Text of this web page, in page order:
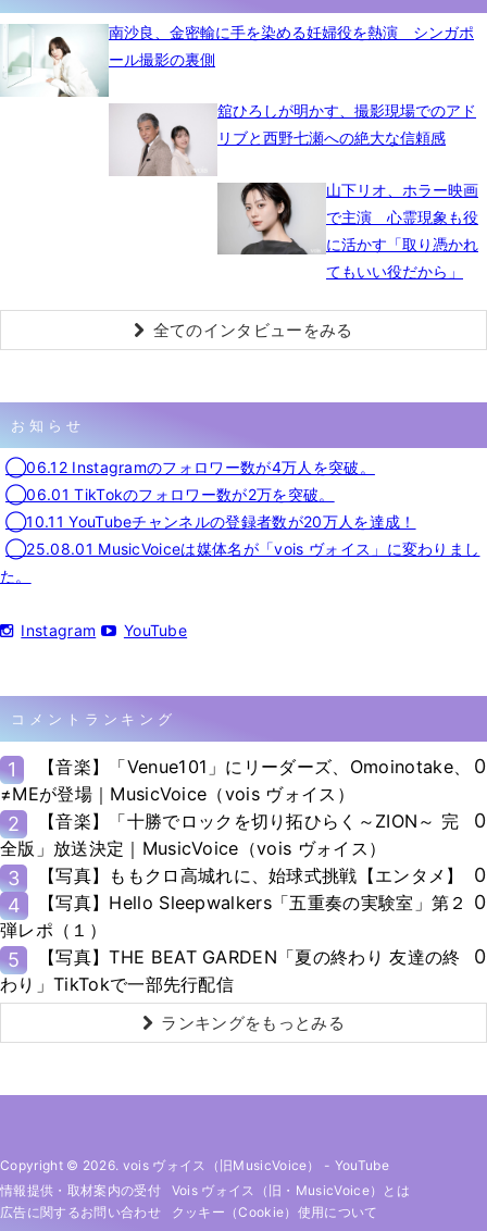
南沙良、金密輸に手を染める妊婦役を熱演 シンガポ
ール撮影の裏側
舘ひろしが明かす、撮影現場でのアド
リブと西野七瀬への絶大な信頼感
山下リオ、ホラー映画
で主演 心霊現象も役
に活かす「取り憑かれ
てもいい役だから」
全てのインタビューをみる
お知らせ
◯06.12 Instagramのフォロワー数が4万人を突破。
◯06.01 TikTokのフォロワー数が2万を突破。
◯10.11 YouTubeチャンネルの登録者数が20万人を達成！
◯25.08.01 MusicVoiceは媒体名が「vois ヴォイス」に変わりまし
た。
Instagram YouTube
コメントランキング
1
【音楽】「Venue101」にリーダーズ、Omoinotake、
≠MEが登場｜MusicVoice（vois ヴォイス）
0
2
【音楽】「十勝でロックを切り拓ひらく～ZION～ 完
全版」放送決定｜MusicVoice（vois ヴォイス）
0
3 【写真】ももクロ高城れに、始球式挑戦【エンタメ】
0
4
【写真】Hello Sleepwalkers「五重奏の実験室」第２
弾レポ（１）
0
5
【写真】THE BEAT GARDEN「夏の終わり 友達の終
わり」TikTokで一部先行配信
0
ランキングをもっとみる
Copyright © 2026. vois ヴォイス（旧MusicVoice） - YouTube
情報提供・取材案内の受付
Vois ヴォイス（旧・MusicVoice）とは
広告に関するお問い合わせ
クッキー（cookie）使用について